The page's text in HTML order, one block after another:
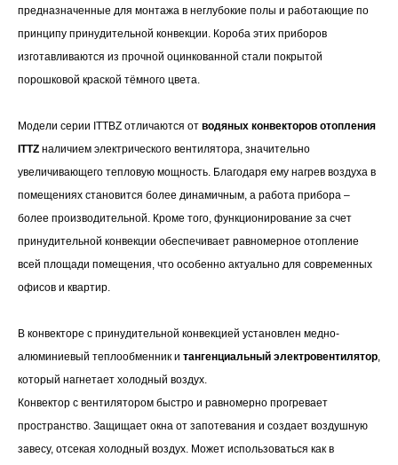
предназначенные для монтажа в неглубокие полы и работающие по
принципу принудительной конвекции. Короба этих приборов
изготавливаются из прочной оцинкованной стали покрытой
порошковой краской тёмного цвета.
Модели серии ITTBZ отличаются от водяных конвекторов отопления
ITTZ наличием электрического вентилятора, значительно
увеличивающего тепловую мощность. Благодаря ему нагрев воздуха в
помещениях становится более динамичным, а работа прибора –
более производительной. Кроме того, функционирование за счет
принудительной конвекции обеспечивает равномерное отопление
всей площади помещения, что особенно актуально для современных
офисов и квартир.
В конвекторе с принудительной конвекцией установлен медно-
алюминиевый теплообменник и тангенциальный электровентилятор,
который нагнетает холодный воздух.
Конвектор с вентилятором быстро и равномерно прогревает
пространство. Защищает окна от запотевания и создает воздушную
завесу, отсекая холодный воздух. Может использоваться как в